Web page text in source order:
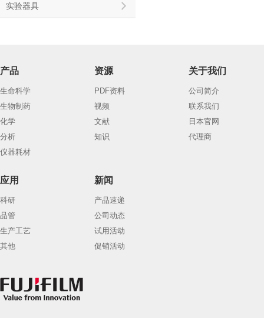
实验器具
产品
生命科学
生物制药
化学
分析
仪器耗材
资源
PDF资料
视频
文献
知识
关于我们
公司简介
联系我们
日本官网
代理商
应用
科研
品管
生产工艺
其他
新闻
产品速递
公司动态
试用活动
促销活动